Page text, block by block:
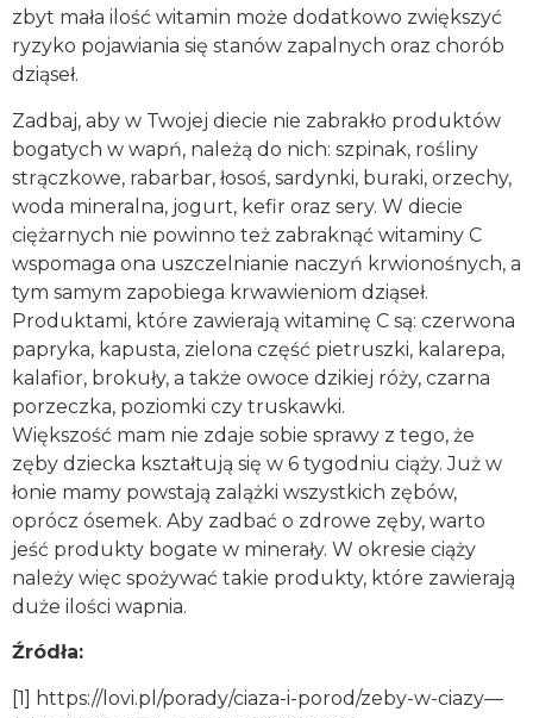
zbyt mała ilość witamin może dodatkowo zwiększyć
ryzyko pojawiania się stanów zapalnych oraz chorób
dziąseł.
Zadbaj, aby w Twojej diecie nie zabrakło produktów
bogatych w wapń, należą do nich: szpinak, rośliny
strączkowe, rabarbar, łosoś, sardynki, buraki, orzechy,
woda mineralna, jogurt, kefir oraz sery. W diecie
ciężarnych nie powinno też zabraknąć witaminy C
wspomaga ona uszczelnianie naczyń krwionośnych, a
tym samym zapobiega krwawieniom dziąseł.
Produktami, które zawierają witaminę C są: czerwona
papryka, kapusta, zielona część pietruszki, kalarepa,
kalafior, brokuły, a także owoce dzikiej róży, czarna
porzeczka, poziomki czy truskawki.
Większość mam nie zdaje sobie sprawy z tego, że
zęby dziecka kształtują się w 6 tygodniu ciąży. Już w
łonie mamy powstają zalążki wszystkich zębów,
oprócz ósemek. Aby zadbać o zdrowe zęby, warto
jeść produkty bogate w minerały. W okresie ciąży
należy więc spożywać takie produkty, które zawierają
duże ilości wapnia.
Źródła:
[1] https://lovi.pl/porady/ciaza-i-porod/zeby-w-ciazy—